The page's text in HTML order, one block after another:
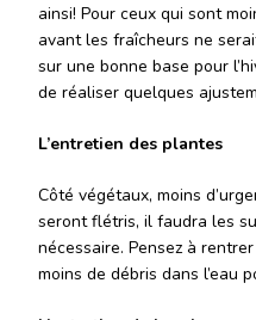
ainsi! Pour ceux qui sont
avant les fraîcheurs ne
sur une bonne base pour
de réaliser quelques
L’entretien des plantes
Côté végétaux, moins
seront flétris, il faudra les
nécessaire. Pensez à
moins de débris dans l’eau